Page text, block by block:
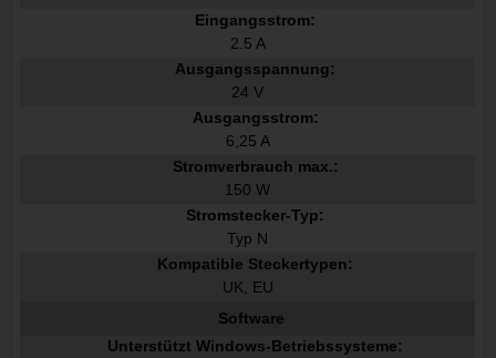
Eingangsstrom:
2.5 A
Ausgangsspannung:
24 V
Ausgangsstrom:
6,25 A
Stromverbrauch max.:
150 W
Stromstecker-Typ:
Typ N
Kompatible Steckertypen:
UK, EU
Software
Unterstützt Windows-Betriebssysteme: